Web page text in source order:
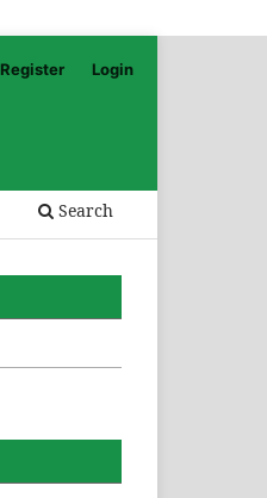
Search
Register Login